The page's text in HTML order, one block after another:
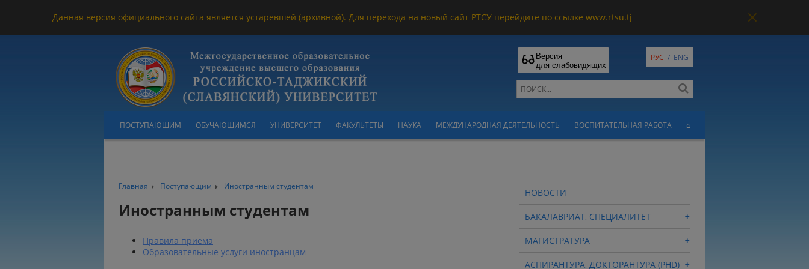
Данная версия официального сайта является устаревшей (архивной). Для перехода на новый сайт РТСУ перейдите по ссылке www.rtsu.tj
Версия
для слабовидящих
РУС / ENG
ПОСТУПАЮЩИМ ОБУЧАЮЩИМСЯ УНИВЕРСИТЕТ ФАКУЛЬТЕТЫ НАУКА МЕЖДУНАРОДНАЯ ДЕЯТЕЛЬНОСТЬ ВОСПИТАТЕЛЬНАЯ РАБОТА ⌂
Главная Поступающим Иностранным студентам
Иностранным студентам
Правила приёма
Образовательные услуги иностранцам
НОВОСТИ
БАКАЛАВРИАТ, СПЕЦИАЛИТЕТ
МАГИСТРАТУРА
АСПИРАНТУРА, ДОКТОРАНТУРА (PHD)